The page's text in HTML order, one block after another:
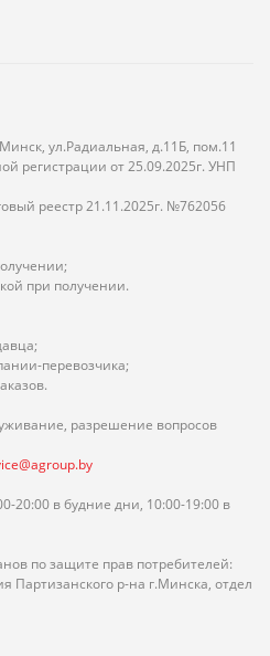
ул.Радиальная, д.11Б, пом.11
регистрации от 25.09.2025г. УНП
реестр 21.11.2025г. №762056
при получении.
перевозчика;
разрешение вопросов
20:00 в будние дни, 10:00-19:00 в
по защите прав потребителей:
Партизанского р-на г.Минска, отдел